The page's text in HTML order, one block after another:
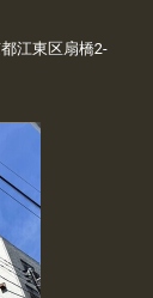
江東区扇橋2-